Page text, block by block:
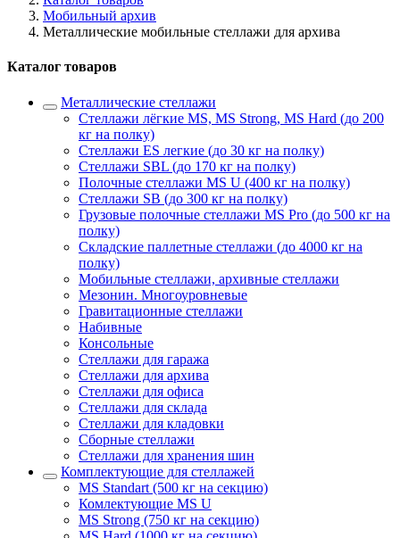
Мобильный архив
Металлические мобильные стеллажи для архива
Каталог товаров
Металлические стеллажи
Стеллажи лёгкие MS, MS Strong, MS Hard (до 200
кг на полку)
Стеллажи ES легкие (до 30 кг на полку)
Стеллажи SBL (до 170 кг на полку)
Полочные стеллажи MS U (400 кг на полку)
Стеллажи SB (до 300 кг на полку)
Грузовые полочные стеллажи MS Pro (до 500 кг на
полку)
Складские паллетные стеллажи (до 4000 кг на
полку)
Мобильные стеллажи, архивные стеллажи
Мезонин. Многоуровневые
Гравитационные стеллажи
Набивные
Консольные
Стеллажи для гаража
Стеллажи для архива
Стеллажи для офиса
Стеллажи для склада
Стеллажи для кладовки
Сборные стеллажи
Стеллажи для хранения шин
Комплектующие для стеллажей
MS Standart (500 кг на секцию)
Комлектующие MS U
MS Strong (750 кг на секцию)